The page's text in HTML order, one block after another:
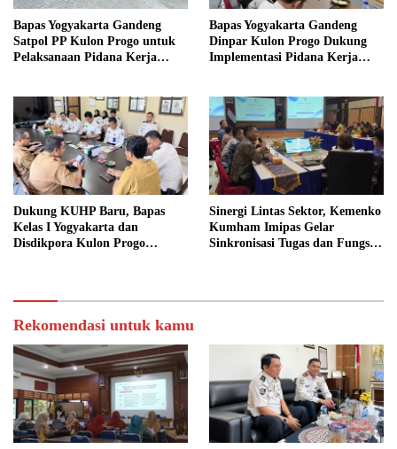
Bapas Yogyakarta Gandeng
Satpol PP Kulon Progo untuk
Pelaksanaan Pidana Kerja
Bapas Yogyakarta Gandeng
Dinpar Kulon Progo Dukung
Implementasi Pidana Kerja
Dukung KUHP Baru, Bapas
Kelas I Yogyakarta dan
Disdikpora Kulon Progo
Sinergi Lintas Sektor, Kemenko
Kumham Imipas Gelar
Sinkronisasi Tugas dan Fungsi
Rekomendasi untuk kamu